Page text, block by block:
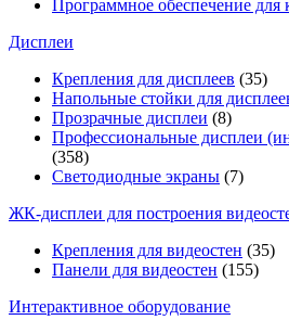
Программное обеспечение для
Дисплеи
Крепления для дисплеев (35)
Напольные стойки для
Прозрачные дисплеи (8)
Профессиональные дисплеи
(358)
Светодиодные экраны (7)
ЖК-дисплеи для построения
Крепления для видеостен (35)
Панели для видеостен (155)
Интерактивное оборудование